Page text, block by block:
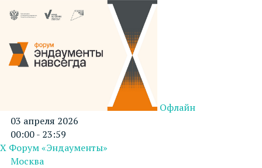
Офлайн
03 апреля 2026
00:00 - 23:59
X Форум «Эндаументы»
Москва